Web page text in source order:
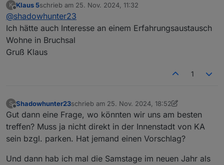
austauscht. Für mich wäre die nächste
größere Stadt Karlsruhe.
Gäbe es Interesse ein Usertreffen zu
machen mit den Usern die in der Nähe
wohnen?
Treffpunkt:
Schlindweinstuben
76689 Karlsdorf- Neuthardt
Altenbürgstraße 6
iobroker vorgestellt von:
@
@
K
Offline
Klaus 5schrieb am 25. Nov. 2024, 11:32
zuletzt editiert von
@shadowhunter23
Ich hätte auch Interesse an einem Erfahrungsaustausch
Wohne in Bruchsal
Gruß Klaus
1
S
Offline
Shadowhunter23schrieb am 25. Nov. 2024, 18:52
zuletzt editiert von Shadowhunter23
Gut dann eine Frage, wo könnten wir uns am besten
treffen? Muss ja nicht direkt in der Innenstadt von KA
sein bzgl. parken. Hat jemand einen Vorschlag?
Und dann hab ich mal die Samstage im neuen Jahr als